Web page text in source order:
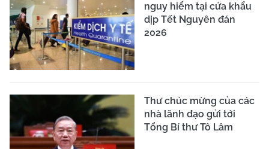
nguy hiểm tại cửa khẩu
dịp Tết Nguyên đán
2026
Thư chúc mừng của các
nhà lãnh đạo gửi tới
Tổng Bí thư Tô Lâm